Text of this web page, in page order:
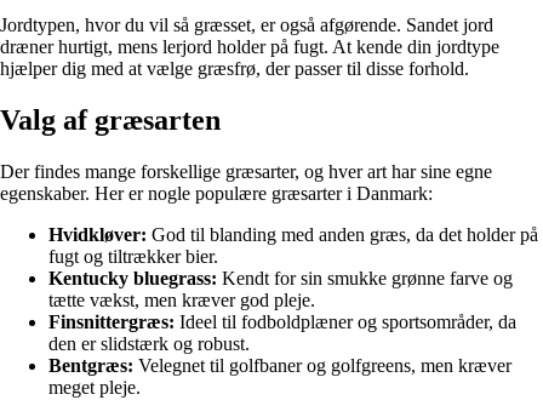
Jordtypen, hvor du vil så græsset, er også afgørende. Sandet jord
dræner hurtigt, mens lerjord holder på fugt. At kende din jordtype
hjælper dig med at vælge græsfrø, der passer til disse forhold.
Valg af græsarten
Der findes mange forskellige græsarter, og hver art har sine egne
egenskaber. Her er nogle populære græsarter i Danmark:
Hvidkløver: God til blanding med anden græs, da det holder på
fugt og tiltrækker bier.
Kentucky bluegrass: Kendt for sin smukke grønne farve og
tætte vækst, men kræver god pleje.
Finsnittergræs: Ideel til fodboldplæner og sportsområder, da
den er slidstærk og robust.
Bentgræs: Velegnet til golfbaner og golfgreens, men kræver
meget pleje.